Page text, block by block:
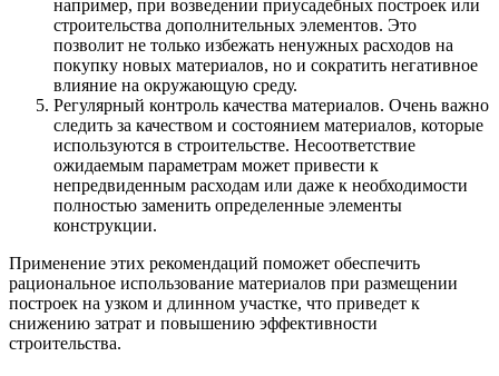
например, при возведении приусадебных построек или
строительства дополнительных элементов. Это
позволит не только избежать ненужных расходов на
покупку новых материалов, но и сократить негативное
влияние на окружающую среду.
Регулярный контроль качества материалов. Очень важно
следить за качеством и состоянием материалов, которые
используются в строительстве. Несоответствие
ожидаемым параметрам может привести к
непредвиденным расходам или даже к необходимости
полностью заменить определенные элементы
конструкции.
Применение этих рекомендаций поможет обеспечить
рациональное использование материалов при размещении
построек на узком и длинном участке, что приведет к
снижению затрат и повышению эффективности
строительства.